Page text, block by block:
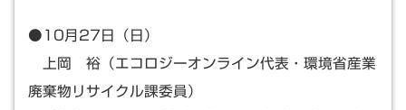
●10月27日（日）
上岡 裕（エコロジーオンライン代表・環境省産業
廃棄物リサイクル課委員）